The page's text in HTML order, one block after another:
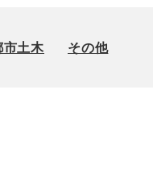
市土木 その他